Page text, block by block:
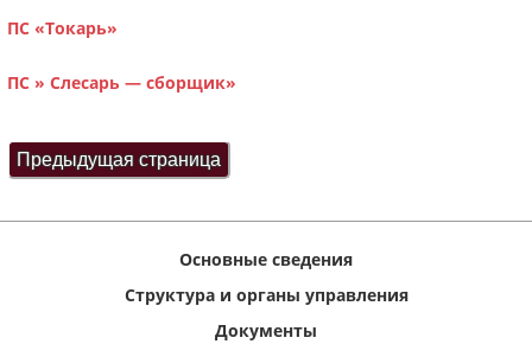
ПС «Токарь»
ПС » Слесарь — сборщик»
Основные сведения
Структура и органы управления
Документы